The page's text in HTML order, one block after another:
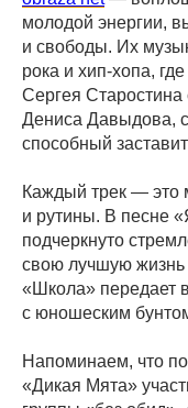
молодой энергии,
и свободы. Их
рока и хип-хопа,
Сергея
Дениса Давыдова,
способный
Каждый трек — это
и рутины. В песне
подчеркнуто
свою лучшую жизнь
«Школа» передает
с юношеским
Напоминаем, что
«Дикая Мята»